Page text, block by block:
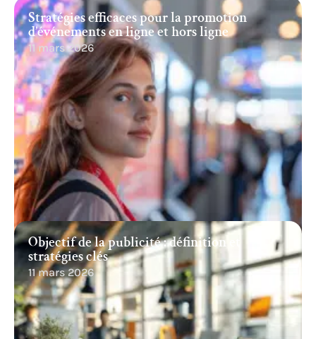
Stratégies efficaces pour la promotion
d’événements en ligne et hors ligne
11 mars 2026
Objectif de la publicité : définition et
stratégies clés
11 mars 2026